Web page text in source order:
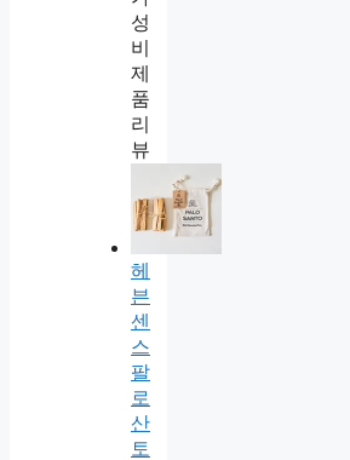
성
비
제
품
리
뷰
헤
븐
센
스
팔
로
산
토